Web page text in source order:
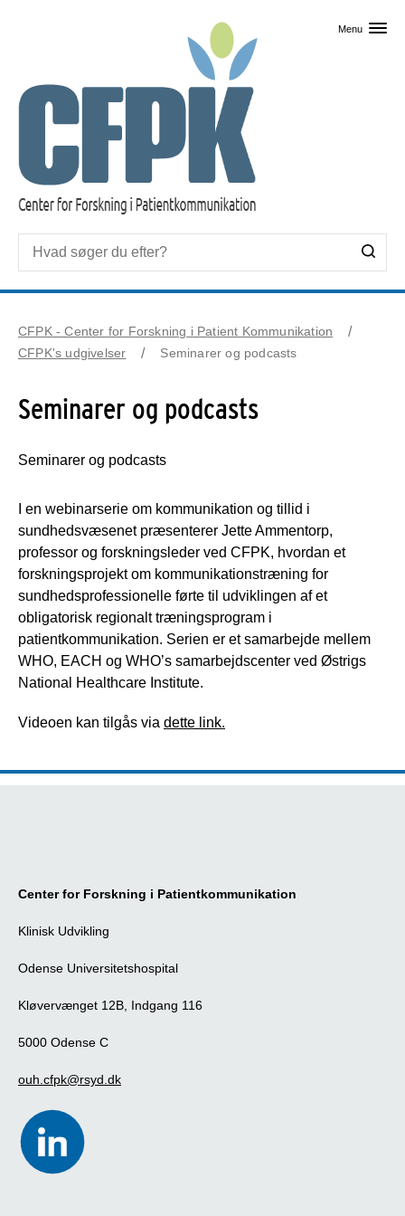
Menu
CFPK - Center for Forskning i Patient Kommunikation
CFPK's udgivelser
Seminarer og podcasts
Seminarer og podcasts
Seminarer og podcasts
I en webinarserie om kommunikation og tillid i
sundhedsvæsenet præsenterer Jette Ammentorp,
professor og forskningsleder ved CFPK, hvordan et
forskningsprojekt om kommunikationstræning for
sundhedsprofessionelle førte til udviklingen af et
obligatorisk regionalt træningsprogram i
patientkommunikation. Serien er et samarbejde mellem
WHO, EACH og WHO’s samarbejdscenter ved Østrigs
National Healthcare Institute.
Videoen kan tilgås via dette link.
Center for Forskning i Patientkommunikation
Klinisk Udvikling
Odense Universitetshospital
Kløvervænget 12B, Indgang 116
5000 Odense C
ouh.cfpk@rsyd.dk